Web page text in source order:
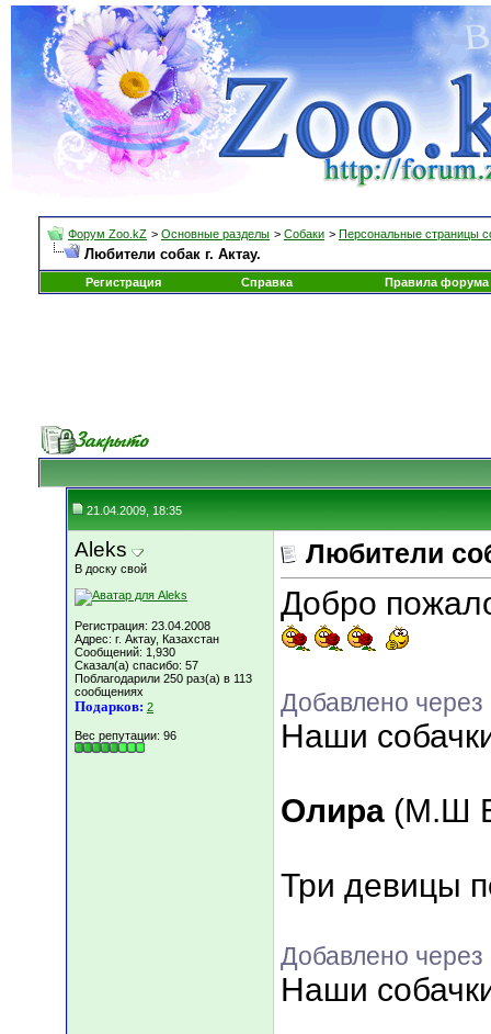
Форум Zoo.kZ > Основные разделы > Собаки > Персональные страницы
Любители собак г. Актау.
Регистрация Справка Правила форума
21.04.2009, 18:35
Aleks
В доску свой
Регистрация: 23.04.2008
Адрес: г. Актау, Казахстан
Сообщений: 1,930
Сказал(а) спасибо: 57
Поблагодарили 250 раз(а) в 113
сообщениях
Подарков: 2
Вес репутации: 96
Любители
Добро
Добавлено
Наши
Олира (М.Ш
Три девицы
Добавлено
Наши